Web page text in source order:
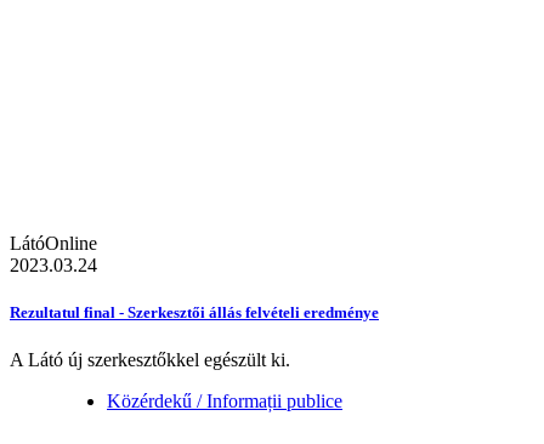
LátóOnline
2023.03.24
Rezultatul final - Szerkesztői állás felvételi eredménye
A Látó új szerkesztőkkel egészült ki.
Közérdekű / Informații publice